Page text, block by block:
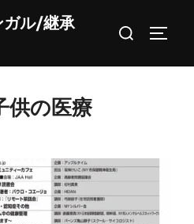
ガル/継承
Search
供の医療